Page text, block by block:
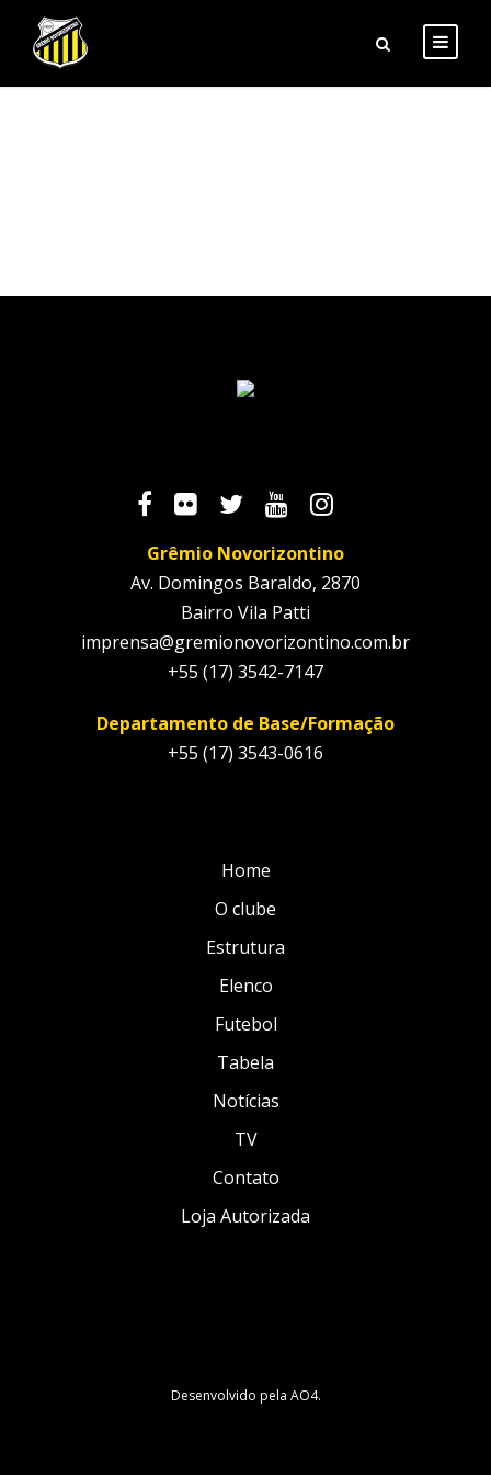
Grêmio Novorizontino
Av. Domingos Baraldo, 2870
Bairro Vila Patti
imprensa@gremionovorizontino.com.br
+55 (17) 3542-7147
Departamento de Base/Formação
+55 (17) 3543-0616
Home
O clube
Estrutura
Elenco
Futebol
Tabela
Notícias
TV
Contato
Loja Autorizada
Desenvolvido pela AO4.